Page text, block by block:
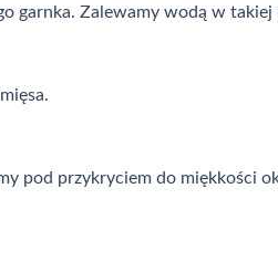
garnka. Zalewamy wodą w
pod przykryciem do miękkości